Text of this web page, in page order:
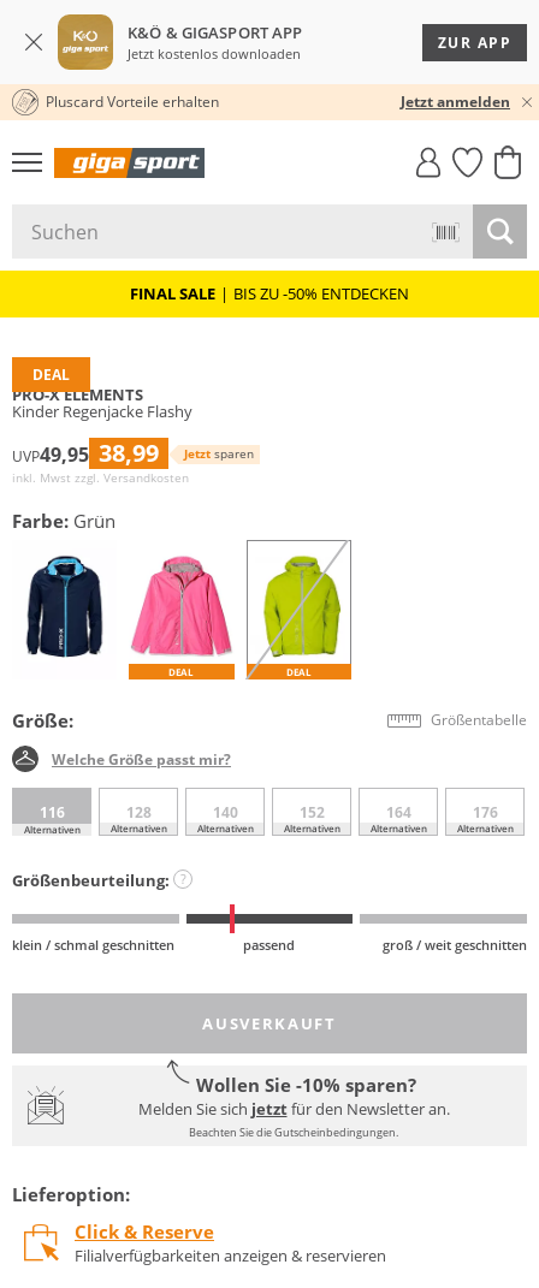
K&Ö & GIGASPORT APP
Jetzt kostenlos downloaden
ZUR APP
★★★★★ 4,8 / 5,0 STERNE
Pluscard Vorteile erhalten Jetzt anmelden
GIGASTYLE
FAHRRAD­
MUST-HAVE
FINAL SALE | BIS ZU -50% ENTDECKEN
DEAL
PRO-X ELEMENTS
Kinder Regenjacke Flashy
UVP49,95 38,99 Jetzt sparen
inkl. Mwst zzgl. Versandkosten
Farbe: Grün
DEAL DEAL
Größe: Größentabelle
Welche Größe passt mir?
116
Alternativen
128
Alternativen
140
Alternativen
152
Alternativen
164
Alternativen
176
Alternativen
Größenbeurteilung: ?
klein / schmal geschnitten passend groß / weit geschnitten
AUSVERKAUFT
Wollen Sie -10% sparen?
Melden Sie sich jetztfür den Newsletter an.
Beachten Sie die Gutscheinbedingungen.
Lieferoption:
Click & Reserve
Filialverfügbarkeiten anzeigen & reservieren